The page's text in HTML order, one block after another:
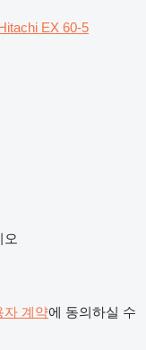
EX 60-5
오
자 계약에 동의하실 수